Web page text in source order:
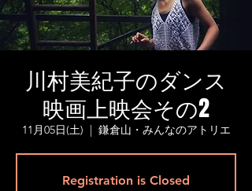
川村美紀子のダンス
映画上映会その2
11月05日(土)
  |
鎌倉山・みんなのアトリエ
Registration is Closed